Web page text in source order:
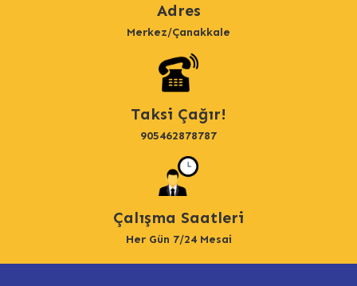
Adres
Merkez/Çanakkale
Taksi Çağır!
905462878787
Çalışma Saatleri
Her Gün 7/24 Mesai